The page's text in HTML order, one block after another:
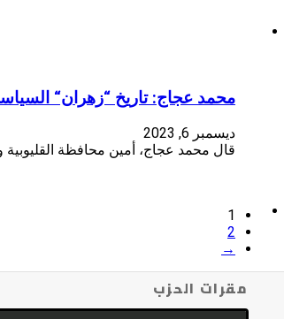
محمد عجاج: تاريخ “زهران“
ديسمبر 6, 2023
قال محمد عجاج، أمين محافظة القليوبية
1
2
→
مقرات الحزب